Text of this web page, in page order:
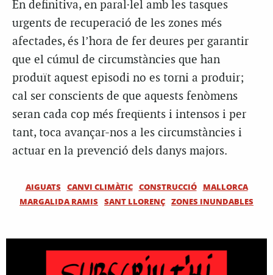
En definitiva, en paral·lel amb les tasques
urgents de recuperació de les zones més
afectades, és l’hora de fer deures per garantir
que el cúmul de circumstàncies que han
produït aquest episodi no es torni a produir;
cal ser conscients de que aquests fenòmens
seran cada cop més freqüents i intensos i per
tant, toca avançar-nos a les circumstàncies i
actuar en la prevenció dels danys majors.
AIGUATS CANVI CLIMÀTIC CONSTRUCCIÓ
MALLORCA
MARGALIDA RAMIS
SANT LLORENÇ ZONES INUNDABLES